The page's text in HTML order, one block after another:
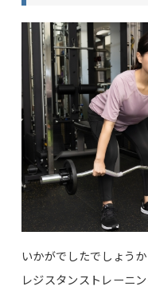
いかがでしたでしょうか
レジスタンストレーニ